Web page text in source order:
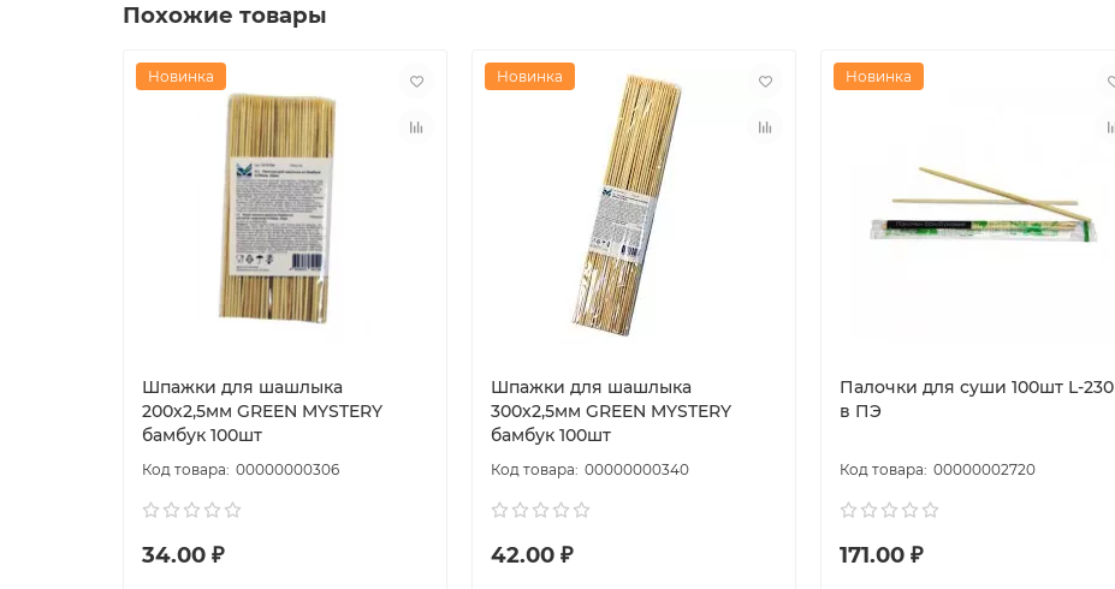
Похожие товары
Новинка
Шпажки для шашлыка
200х2,5мм GREEN MYSTERY
бамбук 100шт
00000000306
34.00 ₽
Новинка
Шпажки для шашлыка
300х2,5мм GREEN MYSTERY
бамбук 100шт
00000000340
42.00 ₽
Новинка
Палочки для суши 100шт L-230
в ПЭ
00000002720
171.00 ₽